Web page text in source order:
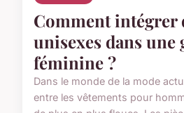
Comment intégrer
unisexes dans une
féminine ?
Dans le monde de la mode
entre les vêtements pour